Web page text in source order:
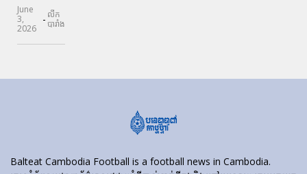
June
3,
2026
- លីក
បារាំង
Balteat Cambodia Football is a football news in Cambodia.